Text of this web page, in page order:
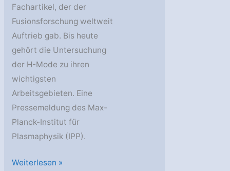
Fachartikel, der der
Fusionsforschung weltweit
Auftrieb gab. Bis heute
gehört die Untersuchung
der H-Mode zu ihren
wichtigsten
Arbeitsgebieten. Eine
Pressemeldung des Max-
Planck-Institut für
Plasmaphysik (IPP).
Diese
Weiterlesen »